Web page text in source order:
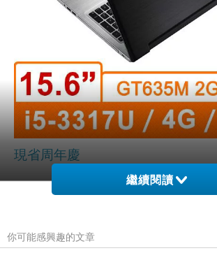
現省周年慶
繼續閱讀
你可能感興趣的文章